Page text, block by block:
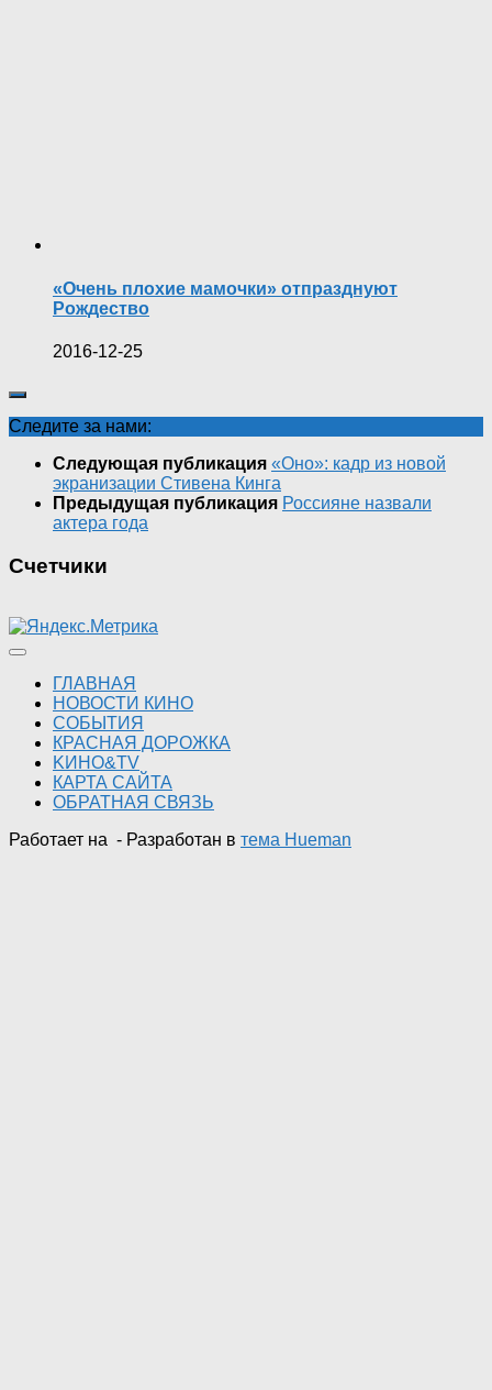
«Очень плохие мамочки» отпразднуют
Рождество
2016-12-25
Следите за нами:
Следующая публикация «Оно»: кадр из новой
экранизации Стивена Кинга
Предыдущая публикация Россияне назвали
актера года
Счетчики
ГЛАВНАЯ
НОВОСТИ КИНО
СОБЫТИЯ
КРАСНАЯ ДОРОЖКА
KИНО&TV
КАРТА САЙТА
ОБРАТНАЯ СВЯЗЬ
Работает на - Разработан в тема Hueman